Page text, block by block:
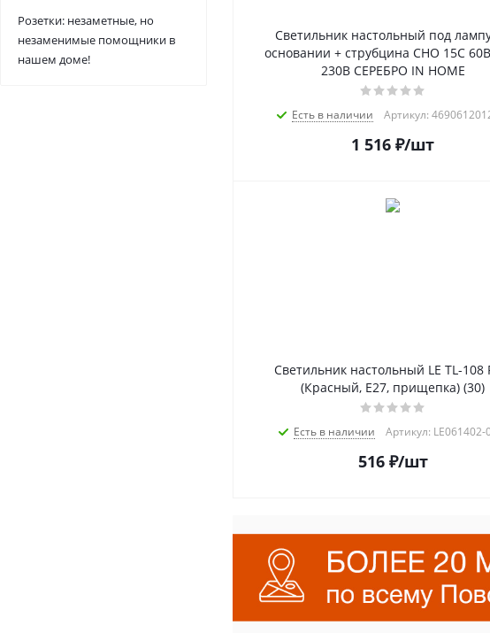
Светильник настольный под
основании + струбцина СНО 15С
230В СЕРЕБРО IN HOME
Есть в наличии Артикул:
1 516 ₽/шт
Светильник настольный LE TL-108
(Красный, E27, прищепка) (30)
Есть в наличии Артикул: LE061402-
516₽/шт
Розетки: незаметные, но
незаменимые помощники в
нашем доме!